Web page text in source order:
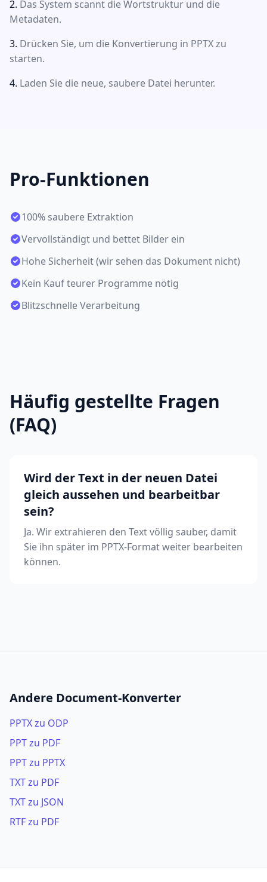
Das System scannt die Wortstruktur und die
Metadaten.
Drücken Sie, um die Konvertierung in PPTX zu
starten.
Laden Sie die neue, saubere Datei herunter.
Pro-Funktionen
100% saubere Extraktion
Vervollständigt und bettet Bilder ein
Hohe Sicherheit (wir sehen das Dokument nicht)
Kein Kauf teurer Programme nötig
Blitzschnelle Verarbeitung
Häufig gestellte Fragen
(FAQ)
Wird der Text in der neuen Datei
gleich aussehen und bearbeitbar
sein?
Ja. Wir extrahieren den Text völlig sauber, damit
Sie ihn später im PPTX-Format weiter bearbeiten
können.
Andere Document-Konverter
PPTX zu ODP
PPT zu PDF
PPT zu PPTX
TXT zu PDF
TXT zu JSON
RTF zu PDF